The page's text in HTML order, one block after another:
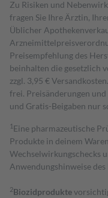
Zu Risiken und
fragen Sie Ihre Ärztin,
Üblicher
Preisempfehlung des
beinhalten die gesetzlich
zzgl. 3,95 €
frei. Preisänderungen
und Gratis-Beigaben nur
1 Eine pharmazeutische
Produkte in deinem
Wechselwirkungschecks
Anwendungshinweise
2Biozidprodukte